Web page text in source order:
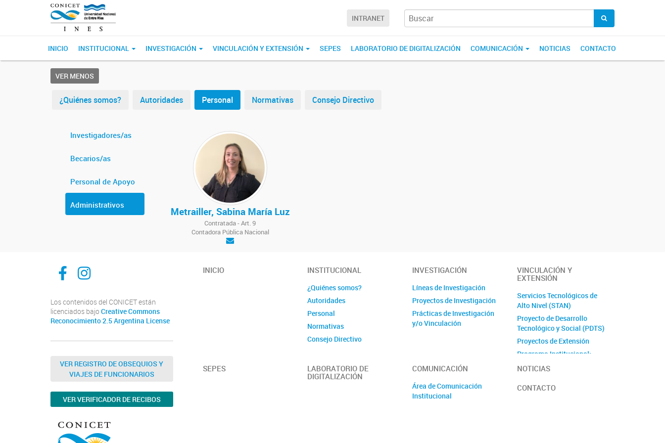
INTRANET
INICIO INSTITUCIONAL INVESTIGACIÓN VINCULACIÓN Y EXTENSIÓN SEPES LABORATORIO DE DIGITALIZACIÓN COMUNICACIÓN NOTICIAS CONTACTO
VER MENOS
¿Quiénes somos? Autoridades Personal Normativas Consejo Directivo
Investigadores/as
Becarios/as
Personal de Apoyo
Administrativos
Metrailler, Sabina María Luz
Contratada - Art. 9
Contadora Pública Nacional
Facebook
Instagram
Los contenidos del CONICET están
licenciados bajo Creative Commons
Reconocimiento 2.5 Argentina License
VER REGISTRO DE OBSEQUIOS Y
VIAJES DE FUNCIONARIOS
VER VERIFICADOR DE RECIBOS
INICIO INSTITUCIONAL
¿Quiénes somos?
Autoridades
Personal
Normativas
Consejo Directivo
INVESTIGACIÓN
Líneas de Investigación
Proyectos de Investigación
Prácticas de Investigación
y/o Vinculación
VINCULACIÓN Y
EXTENSIÓN
Servicios Tecnológicos de
Alto Nivel (STAN)
Proyecto de Desarrollo
Tecnológico y Social (PDTS)
Proyectos de Extensión
Programa Institucional:
SEPES
LABORATORIO DE
DIGITALIZACIÓN
COMUNICACIÓN
Área de Comunicación
Institucional
NOTICIAS
CONTACTO